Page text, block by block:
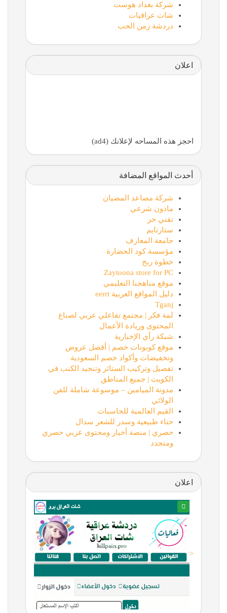
شركة بغداد هوست
شات عراقيات
دردشة زمن الحب
اعلان
احجز هذه المساحه لإعلانك (ad4)
أحدث المواقع المضافة
شركة مصاعد المضيان
ماذون شرعي
تقني حر
ستارتايم
جامعة المعارف
مؤسسة كود الحضارة
خطوة ربح
Zaytoona store for PC
موقع مناهجنا التعليمي
دليل المواقع العربية eerrt
Tganj
لمة فكر | مجتمع تفاعلي عربي لصناع
المحتوى وريادة الأعمال
شبكة رأي الإخبارية
موقع كوبونات خصم | أفضل عروض
وتخفيضات وأكواد خصم السعودية
تفصيل وتركيب الستائر وتنجيد الكنب في
الكويت | جميع المناطق
مدونة الميامين – موسوعة شاملة للفن
الولائي
القيم العالمية للحاسبات
حناء طبيعية وسدر للشعر سدال
حصري | منصة أخبار ومحتوى عربي حصري
ومتجدد
اعلان
<